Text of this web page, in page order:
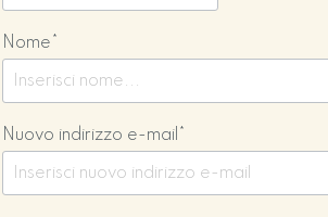
Nome*
Nuovo indirizzo e-mail*